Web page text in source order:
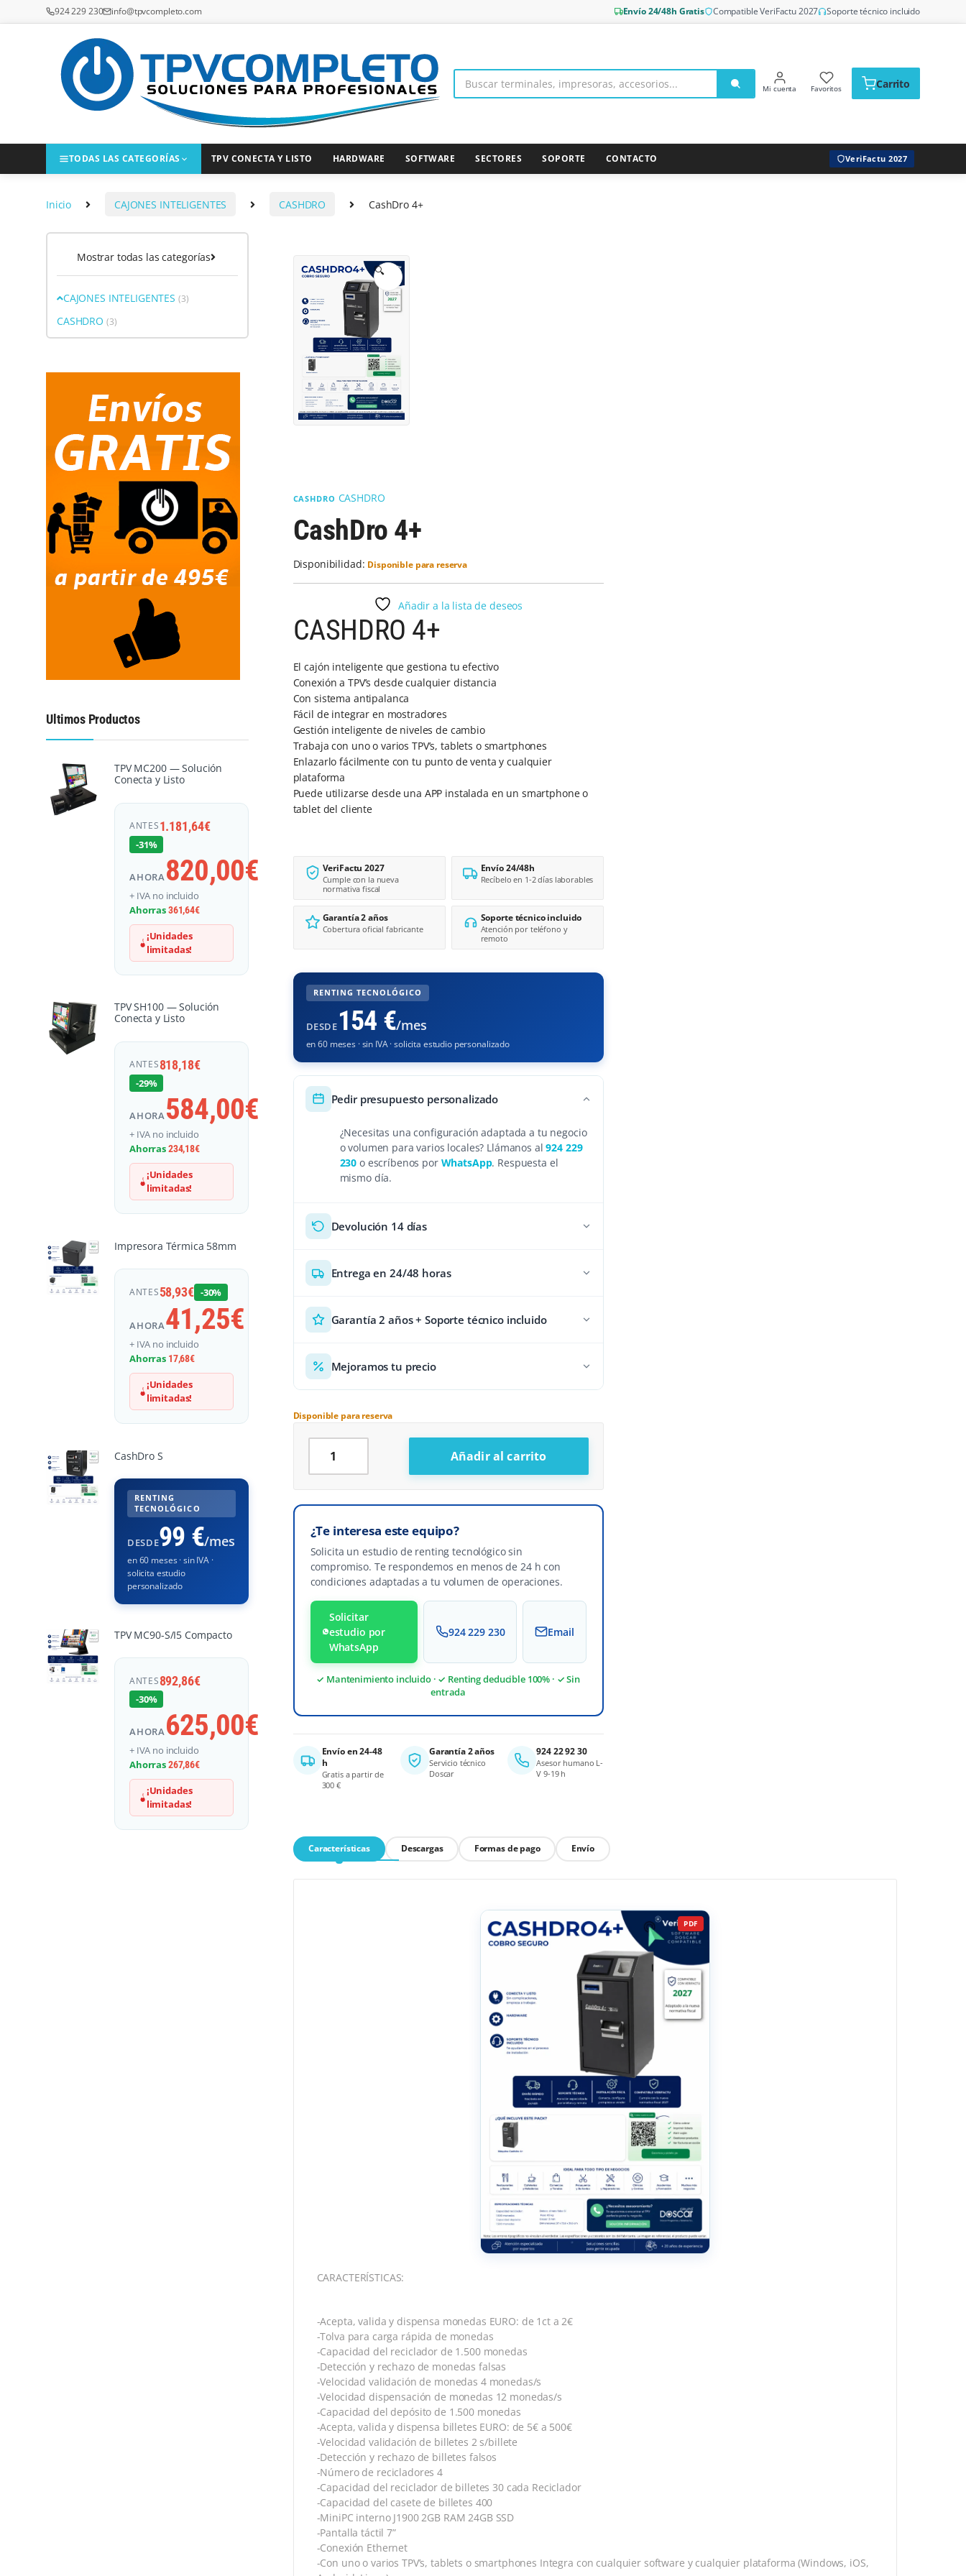
Saltar a la navegación
Saltar al contenido
924 229 230 info@tpvcompleto.com Envío 24/48h Gratis Compatible VeriFactu 2027 Soporte técnico incluido
Mi cuenta Favoritos Carrito
TODAS LAS CATEGORÍAS TPV CONECTA Y LISTO HARDWARE SOFTWARE SECTORES SOPORTE CONTACTO VeriFactu 2027
Inicio CAJONES INTELIGENTES CASHDRO CashDro 4+
🔍
CASHDRO CASHDRO
CashDro 4+
Disponibilidad: Disponible para reserva
Añadir a la lista de deseos
CASHDRO 4+
El cajón inteligente que gestiona tu efectivo
Conexión a TPV’s desde cualquier distancia
Con sistema antipalanca
Fácil de integrar en mostradores
Gestión inteligente de niveles de cambio
Trabaja con uno o varios TPV’s, tablets o smartphones
Enlazarlo fácilmente con tu punto de venta y cualquier
plataforma
Puede utilizarse desde una APP instalada en un smartphone o
tablet del cliente
VeriFactu 2027
Cumple con la nueva
normativa fiscal
Envío 24/48h
Recíbelo en 1-2 días laborables
Garantía 2 años
Cobertura oficial fabricante
Soporte técnico incluido
Atención por teléfono y
remoto
RENTING TECNOLÓGICO
DESDE 154 €/mes
en 60 meses · sin IVA · solicita estudio personalizado
Pedir presupuesto personalizado
¿Necesitas una configuración adaptada a tu negocio
o volumen para varios locales? Llámanos al924 229
230 o escríbenos por WhatsApp. Respuesta el
mismo día.
Devolución 14 días
Entrega en 24/48 horas
Garantía 2 años + Soporte técnico incluido
Mejoramos tu precio
Disponible para reserva
CashDro 4+ cantidad
Añadir al carrito
Alternative:
¿Te interesa este equipo?
Solicita un estudio de renting tecnológico sin
compromiso. Te respondemos en menos de 24 h con
condiciones adaptadas a tu volumen de operaciones.
Solicitar
estudio por
WhatsApp
924 229 230 Email
✓ Mantenimiento incluido · ✓ Renting deducible 100% · ✓ Sin
entrada
Envío en 24-48
h
Gratis a partir de
300 €
Garantía 2 años
Servicio técnico
Doscar
924 22 92 30
Asesor humano L-
V 9-19 h
Características Descargas Formas de pago Envío
CARACTERÍSTICAS:
-Acepta, valida y dispensa monedas EURO: de 1ct a 2€
-Tolva para carga rápida de monedas
-Capacidad del reciclador de 1.500 monedas
-Detección y rechazo de monedas falsas
-Velocidad validación de monedas 4 monedas/s
-Velocidad dispensación de monedas 12 monedas/s
-Capacidad del depósito de 1.500 monedas
-Acepta, valida y dispensa billetes EURO: de 5€ a 500€
-Velocidad validación de billetes 2 s/billete
-Detección y rechazo de billetes falsos
-Número de recicladores 4
-Capacidad del reciclador de billetes 30 cada Reciclador
-Capacidad del casete de billetes 400
-MiniPC interno J1900 2GB RAM 24GB SSD
-Pantalla táctil 7”
-Conexión Ethernet
-Con uno o varios TPV’s, tablets o smartphones Integra con cualquier software y cualquier plataforma (Windows, iOS,
Mostrar todas las categorías
CAJONES INTELIGENTES (3)
CASHDRO (3)
Ultimos Productos
TPV MC200 — Solución
Conecta y Listo
ANTES1.181,64€
-31%
AHORA 820,00€
+ IVA no incluido
Ahorras361,64€
¡Unidades
limitadas!
TPV SH100 — Solución
Conecta y Listo
ANTES818,18€
-29%
AHORA584,00€
+ IVA no incluido
Ahorras234,18€
¡Unidades
limitadas!
Impresora Térmica 58mm
ANTES58,93€ -30%
AHORA41,25€
+ IVA no incluido
Ahorras 17,68€
¡Unidades
limitadas!
CashDro S
RENTING
TECNOLÓGICO
DESDE99 €/mes
en 60 meses · sin IVA ·
solicita estudio
personalizado
TPV MC90-S/I5 Compacto
ANTES892,86€
-30%
AHORA625,00€
+ IVA no incluido
Ahorras267,86€
¡Unidades
limitadas!